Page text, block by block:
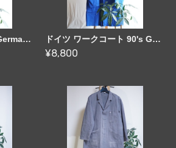
ドイツ ワークコート Germany [C2291] ドイツ ワークコート 90's Germany [C2292]
¥8,800